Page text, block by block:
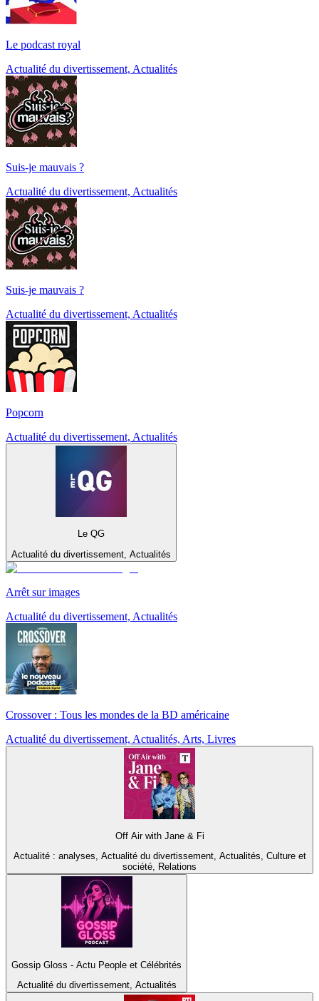
Le podcast royal
Actualité du divertissement, Actualités
Suis-je mauvais ?
Actualité du divertissement, Actualités
Suis-je mauvais ?
Actualité du divertissement, Actualités
Popcorn
Actualité du divertissement, Actualités
Le QG
Actualité du divertissement, Actualités
Arrêt sur images
Actualité du divertissement, Actualités
Crossover : Tous les mondes de la BD américaine
Actualité du divertissement, Actualités, Arts, Livres
Off Air with Jane & Fi
Actualité : analyses, Actualité du divertissement, Actualités, Culture et
société, Relations
Gossip Gloss - Actu People et Célébrités
Actualité du divertissement, Actualités